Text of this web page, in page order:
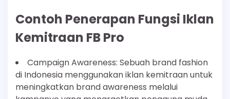
Contoh Penerapan Fungsi Iklan
Kemitraan FB Pro
Campaign Awareness: Sebuah brand fashion
di Indonesia menggunakan iklan kemitraan untuk
meningkatkan brand awareness melalui